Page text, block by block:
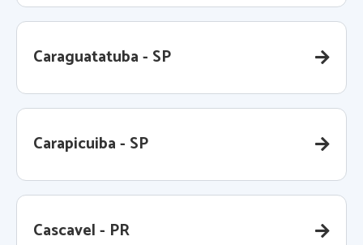
Caraguatatuba - SP
Carapicuiba - SP
Cascavel - PR